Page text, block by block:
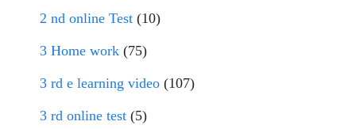
2 nd online Test (10)
3 Home work (75)
3 rd e learning video (107)
3 rd online test (5)